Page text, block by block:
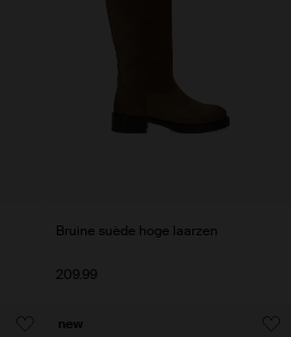
Bruine suède hoge laarzen
209.99
new